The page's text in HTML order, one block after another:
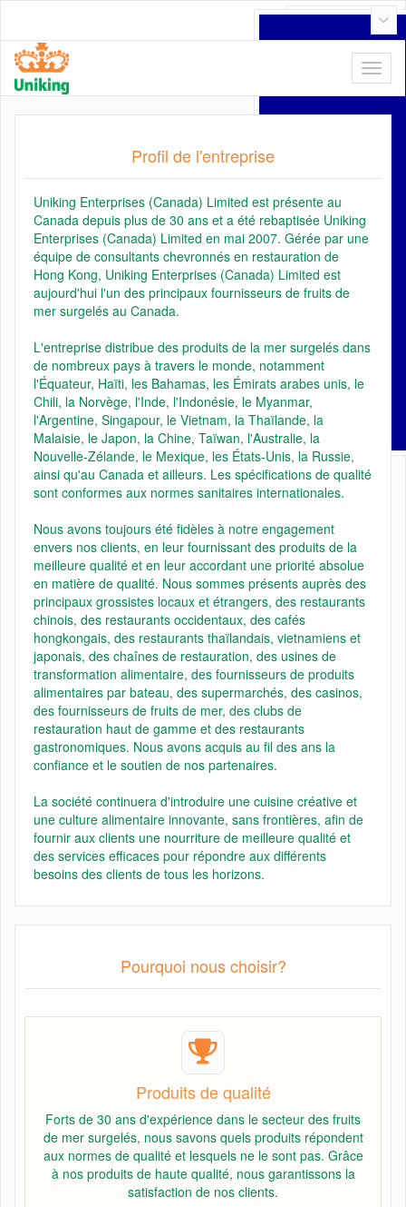
Profil de l'entreprise
Uniking Enterprises (Canada) Limited est présente au
Canada depuis plus de 30 ans et a été rebaptisée Uniking
Enterprises (Canada) Limited en mai 2007. Gérée par une
équipe de consultants chevronnés en restauration de
Hong Kong, Uniking Enterprises (Canada) Limited est
aujourd'hui l'un des principaux fournisseurs de fruits de
mer surgelés au Canada.
L'entreprise distribue des produits de la mer surgelés dans
de nombreux pays à travers le monde, notamment
l'Équateur, Haïti, les Bahamas, les Émirats arabes unis, le
Chili, la Norvège, l'Inde, l'Indonésie, le Myanmar,
l'Argentine, Singapour, le Vietnam, la Thaïlande, la
Malaisie, le Japon, la Chine, Taïwan, l'Australie, la
Nouvelle-Zélande, le Mexique, les États-Unis, la Russie,
ainsi qu'au Canada et ailleurs. Les spécifications de qualité
sont conformes aux normes sanitaires internationales.
Nous avons toujours été fidèles à notre engagement
envers nos clients, en leur fournissant des produits de la
meilleure qualité et en leur accordant une priorité absolue
en matière de qualité. Nous sommes présents auprès des
principaux grossistes locaux et étrangers, des restaurants
chinois, des restaurants occidentaux, des cafés
hongkongais, des restaurants thaïlandais, vietnamiens et
japonais, des chaînes de restauration, des usines de
transformation alimentaire, des fournisseurs de produits
alimentaires par bateau, des supermarchés, des casinos,
des fournisseurs de fruits de mer, des clubs de
restauration haut de gamme et des restaurants
gastronomiques. Nous avons acquis au fil des ans la
confiance et le soutien de nos partenaires.
La société continuera d'introduire une cuisine créative et
une culture alimentaire innovante, sans frontières, afin de
fournir aux clients une nourriture de meilleure qualité et
des services efficaces pour répondre aux différents
besoins des clients de tous les horizons.
Pourquoi nous choisir?
Produits de qualité
Forts de 30 ans d'expérience dans le secteur des fruits
de mer surgelés, nous savons quels produits répondent
aux normes de qualité et lesquels ne le sont pas. Grâce
à nos produits de haute qualité, nous garantissons la
satisfaction de nos clients.